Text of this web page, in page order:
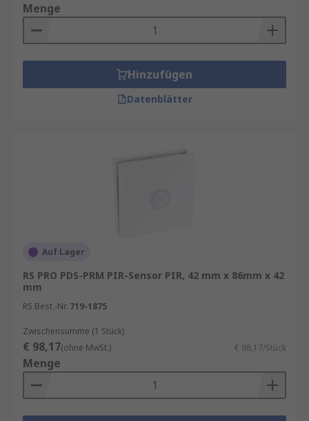
Menge
Hinzufügen
Datenblätter
Auf Lager
RS PRO PDS-PRM PIR-Sensor PIR, 42 mm x 86mm x 42
mm
RS Best.-Nr. 719-1875
Zwischensumme (1 Stück)
€ 98,17(ohne MwSt.) € 98,17/Stück
Menge